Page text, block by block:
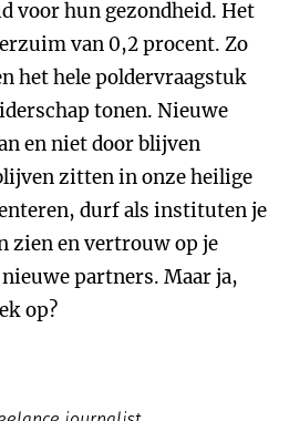
voor hun gezondheid. Het
van 0,2 procent. Zo
het hele poldervraagstuk
tonen. Nieuwe
en niet door blijven
zitten in onze heilige
durf als instituten je
zien en vertrouw op je
partners. Maar ja,
op?